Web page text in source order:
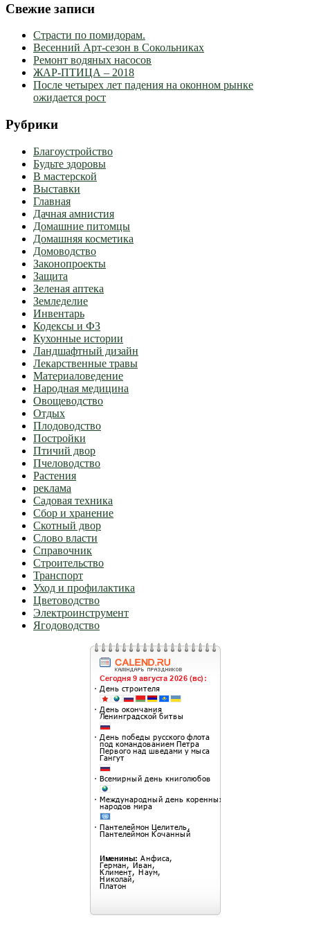
Свежие записи
Страсти по помидорам.
Весенний Арт-сезон в Сокольниках
Ремонт водяных насосов
ЖАР-ПТИЦА – 2018
После четырех лет падения на оконном рынке
ожидается рост
Рубрики
Благоустройство
Будьте здоровы
В мастерской
Выставки
Главная
Дачная амнистия
Домашние питомцы
Домашняя косметика
Домоводство
Законопроекты
Защита
Зеленая аптека
Земледелие
Инвентарь
Кодексы и ФЗ
Кухонные истории
Ландшафтный дизайн
Лекарственные травы
Материаловедение
Народная медицина
Овощеводство
Отдых
Плодоводство
Постройки
Птичий двор
Пчеловодство
Растения
реклама
Садовая техника
Сбор и хранение
Скотный двор
Слово власти
Справочник
Строительство
Транспорт
Уход и профилактика
Цветоводство
Электроинструмент
Ягодоводство